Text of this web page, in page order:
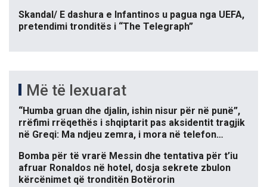
Skandal/ E dashura e Infantinos u pagua nga UEFA,
pretendimi tronditës i “The Telegraph”
Më të lexuarat
“Humba gruan dhe djalin, ishin nisur për në punë”,
rrëfimi rrëqethës i shqiptarit pas aksidentit tragjik
në Greqi: Ma ndjeu zemra, i mora në telefon…
Bomba për të vrarë Messin dhe tentativa për t’iu
afruar Ronaldos në hotel, dosja sekrete zbulon
kërcënimet që tronditën Botërorin